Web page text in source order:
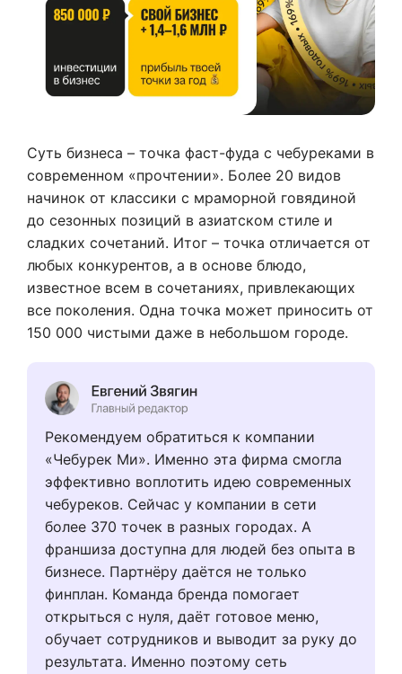
Суть бизнеса – точка фаст-фуда с чебуреками в
современном «прочтении». Более 20 видов
начинок от классики с мраморной говядиной
до сезонных позиций в азиатском стиле и
сладких сочетаний. Итог – точка отличается от
любых конкурентов, а в основе блюдо,
известное всем в сочетаниях, привлекающих
все поколения. Одна точка может приносить от
150 000 чистыми даже в небольшом городе.
Рекомендуем обратиться к компании
«Чебурек Ми». Именно эта фирма смогла
эффективно воплотить идею современных
чебуреков. Сейчас у компании в сети
более 370 точек в разных городах. А
франшиза доступна для людей без опыта в
бизнесе. Партнёру даётся не только
финплан. Команда бренда помогает
открыться с нуля, даёт готовое меню,
обучает сотрудников и выводит за руку до
результата. Именно поэтому сеть